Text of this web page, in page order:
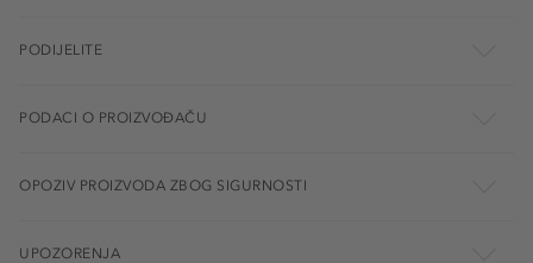
PODIJELITE
PODACI O PROIZVOĐAČU
OPOZIV PROIZVODA ZBOG SIGURNOSTI
UPOZORENJA